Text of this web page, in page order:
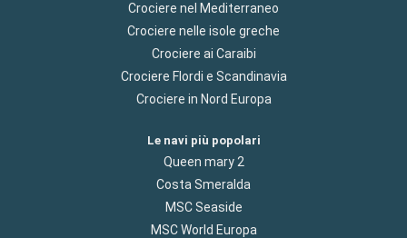
Crociere nel Mediterraneo
Crociere nelle isole greche
Crociere ai Caraibi
Crociere Flordi e Scandinavia
Crociere in Nord Europa
Le navi più popolari
Queen mary 2
Costa Smeralda
MSC Seaside
MSC World Europa